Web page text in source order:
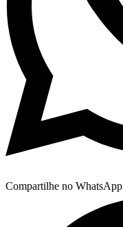
Compartilhe no WhatsApp